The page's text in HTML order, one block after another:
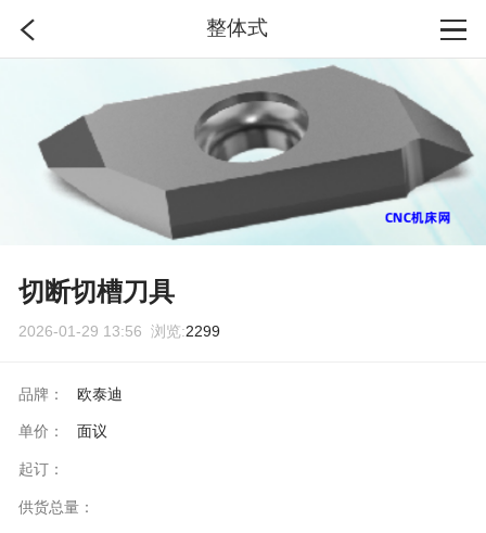
整体式
搜索
切断切槽刀具
2026-01-29 13:56 浏览:2299
品牌： 欧泰迪
单价： 面议
起订：
供货总量：